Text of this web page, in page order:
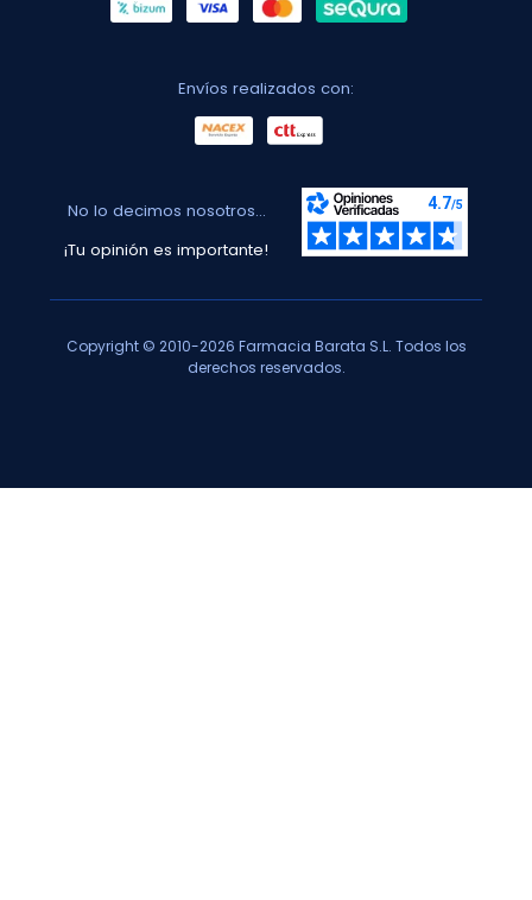
Envíos realizados con:
No lo decimos nosotros...
¡Tu opinión es importante!
Copyright © 2010-2026 Farmacia Barata S.L. Todos los
derechos reservados.